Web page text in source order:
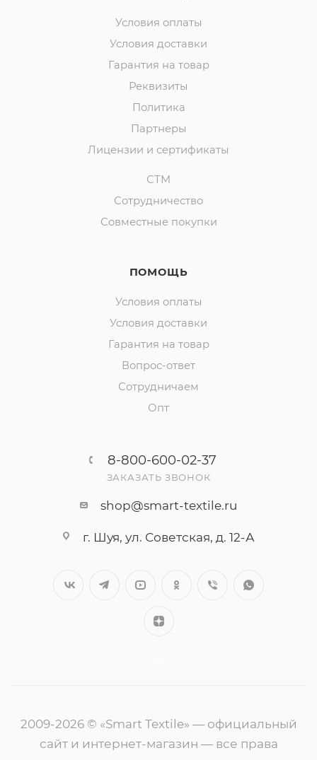
Условия оплаты
Условия доставки
Гарантия на товар
Реквизиты
Политика
Партнеры
Лицензии и сертификаты
СТМ
Сотрудничество
Совместные покупки
ПОМОЩЬ
Условия оплаты
Условия доставки
Гарантия на товар
Вопрос-ответ
Сотрудничаем
Опт
8-800-600-02-37
ЗАКАЗАТЬ ЗВОНОК
shop@smart-textile.ru
г. Шуя, ул. Советская, д. 12-А
2009-2026 © «Smart Textile» — официальный
сайт и интернет-магазин — все права